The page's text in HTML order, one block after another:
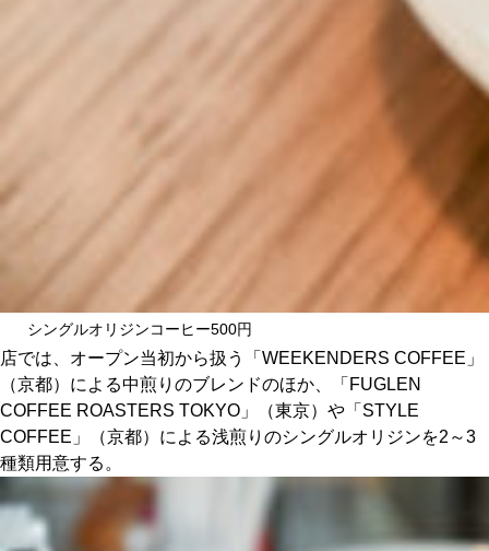
シングルオリジンコーヒー500円
店では、オープン当初から扱う「WEEKENDERS COFFEE」
（京都）による中煎りのブレンドのほか、「FUGLEN
COFFEE ROASTERS TOKYO」（東京）や「STYLE
COFFEE」（京都）による浅煎りのシングルオリジンを2～3
種類用意する。